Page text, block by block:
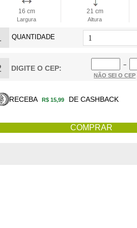
16 cm
Largura
21 cm
Altura
QUANTIDADE
DIGITE O CEP:
−
NÃO SEI O CEP
RECEBA R$ 15,99 DE CASHBACK